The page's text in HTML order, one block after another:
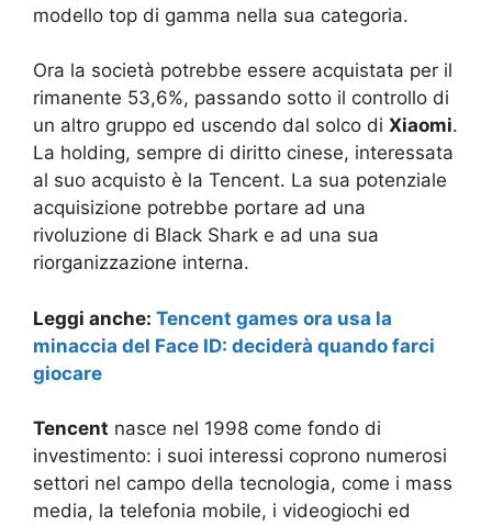
modello top di gamma nella sua categoria.
Ora la società potrebbe essere acquistata per il
rimanente 53,6%, passando sotto il controllo di
un altro gruppo ed uscendo dal solco di Xiaomi.
La holding, sempre di diritto cinese, interessata
al suo acquisto è la Tencent. La sua potenziale
acquisizione potrebbe portare ad una
rivoluzione di Black Shark e ad una sua
riorganizzazione interna.
Leggi anche: Tencent games ora usa la
minaccia del Face ID: deciderà quando farci
giocare
Tencent nasce nel 1998 come fondo di
investimento: i suoi interessi coprono numerosi
settori nel campo della tecnologia, come i mass
media, la telefonia mobile, i videogiochi ed